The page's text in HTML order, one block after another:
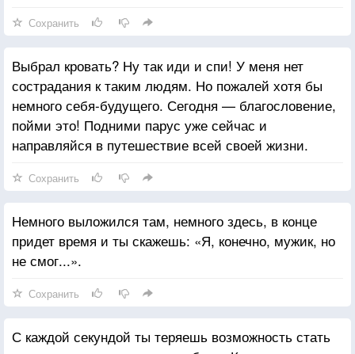
Сохранить
Выбрал кровать? Ну так иди и спи! У меня нет
сострадания к таким людям. Но пожалей хотя бы
немного себя-будущего. Сегодня — благословение,
пойми это! Подними парус уже сейчас и
направляйся в путешествие всей своей жизни.
Сохранить
Немного выложился там, немного здесь, в конце
придет время и ты скажешь: «Я, конечно, мужик, но
не смог...».
Сохранить
С каждой секундой ты теряешь возможность стать